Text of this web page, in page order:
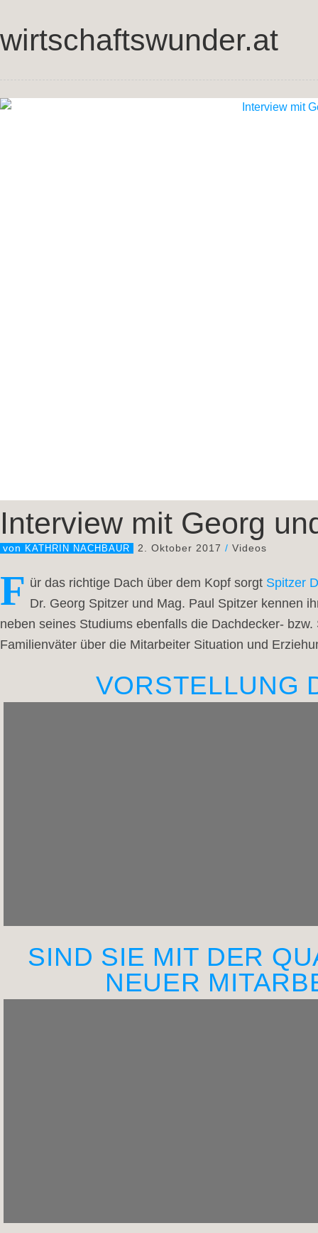
wirtschaftswunder.at
Interview mit Georg
von KATHRIN NACHBAUR 2. Oktober 2017 / Videos
F ür das richtige Dach über dem Kopf sorgt Spitzer
Dr. Georg Spitzer und Mag. Paul Spitzer kennen
neben seines Studiums ebenfalls die Dachdecker-
Familienväter über die Mitarbeiter Situation und
VORSTELLUNG
SIND SIE MIT DER
NEUER